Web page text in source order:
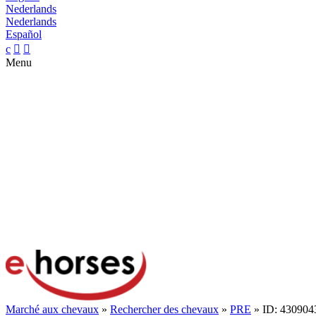
Nederlands
Nederlands
Español
c  
Menu
Marché aux chevaux » Rechercher des chevaux » PRE » ID: